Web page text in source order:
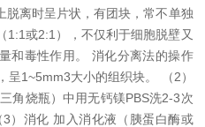
脱离时呈片状，有团块，常不单独
1:1或2:1），不仅利于细胞脱壁又
和毒性作用。 消化分离法的操作
呈1~5mm3大小的组织块。
（2）
角烧瓶）中用无钙镁PBS洗2-3次
3）消化 加入消化液（胰蛋白酶或